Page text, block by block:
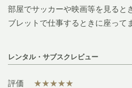
部屋でサッカーや映画等を見ると
ブレットで仕事するときに座って
レンタル・サブスクレビュー
評価 ★★★★★